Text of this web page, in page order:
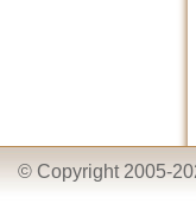
© Copyright 2005-